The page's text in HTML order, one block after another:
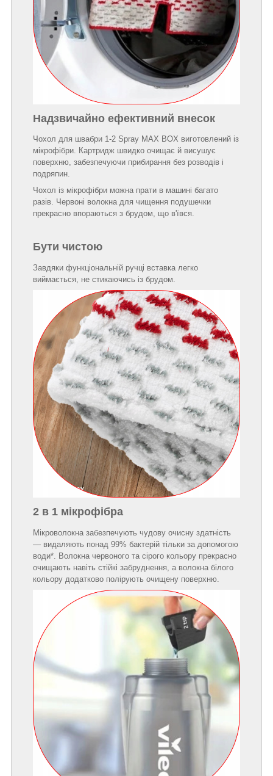
Надзвичайно ефективний внесок
Чохол для швабри 1-2 Spray MAX BOX виготовлений із
мікрофібри. Картридж швидко очищає й висушує
поверхню, забезпечуючи прибирання без розводів і
подряпин.
Чохол із мікрофібри можна прати в машині багато
разів. Червоні волокна для чищення подушечки
прекрасно впораються з брудом, що в'ївся.
Бути чистою
Завдяки функціональній ручці вставка легко
виймається, не стикаючись із брудом.
2 в 1 мікрофібра
Мікроволокна забезпечують чудову очисну здатність
— видаляють понад 99% бактерій тільки за допомогою
води*. Волокна червоного та сірого кольору прекрасно
очищають навіть стійкі забруднення, а волокна білого
кольору додатково полірують очищену поверхню.